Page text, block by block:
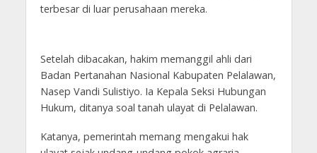
terbesar di luar perusahaan mereka.
Setelah dibacakan, hakim memanggil ahli dari
Badan Pertanahan Nasional Kabupaten Pelalawan,
Nasep Vandi Sulistiyo. Ia Kepala Seksi Hubungan
Hukum, ditanya soal tanah ulayat di Pelalawan.
Katanya, pemerintah memang mengakui hak